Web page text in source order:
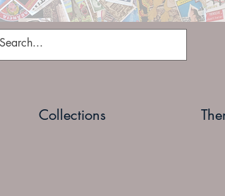
Collections